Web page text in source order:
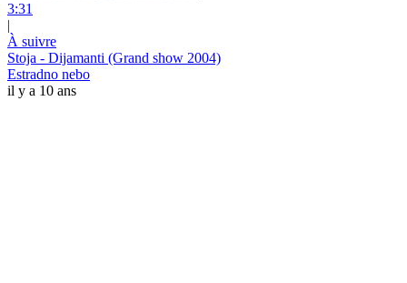
3:31
|
À suivre
Stoja - Dijamanti (Grand show 2004)
Estradno nebo
il y a 10 ans